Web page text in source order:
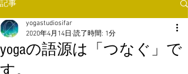
記事
yogaの語源は「つなぐ」で
す。
yogastudiosifar
2020年4月14日 読了時間: 1分